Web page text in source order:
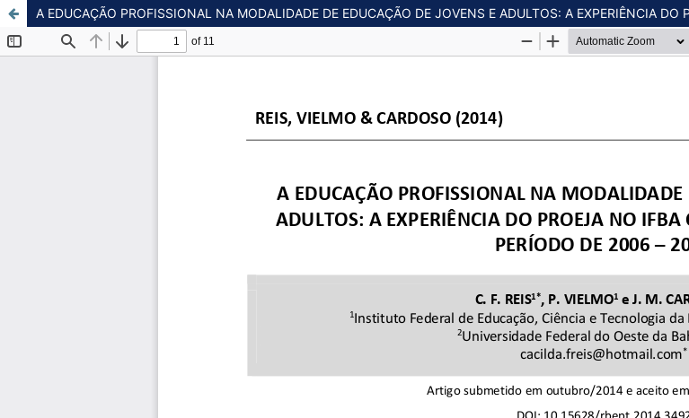
A EDUCAÇÃO PROFISSIONAL NA MODALIDADE DE EDUCAÇÃO DE JOVENS E ADULTOS: A EXPERIÊNCIA